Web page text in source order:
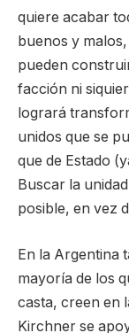
quiere acabar
buenos y
pueden
facción ni
logrará
unidos que se
que de Estado
Buscar la
posible, en vez
En la Argentina
mayoría de los
casta, creen en
Kirchner se